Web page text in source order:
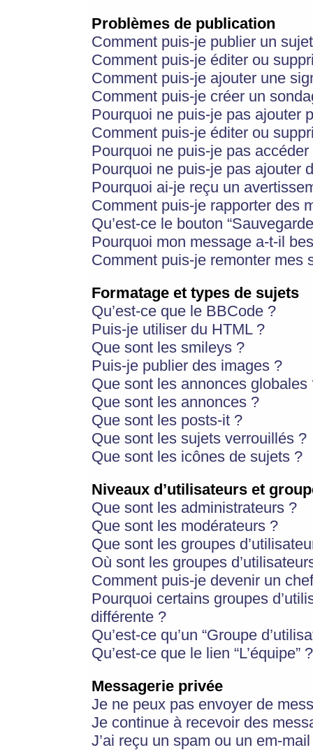
Problèmes de publication
Comment puis-je publier un
Comment puis-je éditer ou
Comment puis-je ajouter une
Comment puis-je créer un
Pourquoi ne puis-je pas ajouter
Comment puis-je éditer ou
Pourquoi ne puis-je pas
Pourquoi ne puis-je pas ajouter
Pourquoi ai-je reçu un
Comment puis-je rapporter des
Qu’est-ce le bouton
Pourquoi mon message a-t-il
Comment puis-je remonter mes
Formatage et types de sujets
Qu’est-ce que le BBCode ?
Puis-je utiliser du HTML ?
Que sont les smileys ?
Puis-je publier des images ?
Que sont les annonces globales
Que sont les annonces ?
Que sont les posts-it ?
Que sont les sujets verrouillés ?
Que sont les icônes de sujets ?
Niveaux d’utilisateurs et
Que sont les administrateurs ?
Que sont les modérateurs ?
Que sont les groupes
Où sont les groupes
Comment puis-je devenir un
Pourquoi certains groupes
différente ?
Qu’est-ce qu’un “Groupe
Qu’est-ce que le lien “L’équipe” ?
Messagerie privée
Je ne peux pas envoyer de
Je continue à recevoir des
J’ai reçu un spam ou un em-